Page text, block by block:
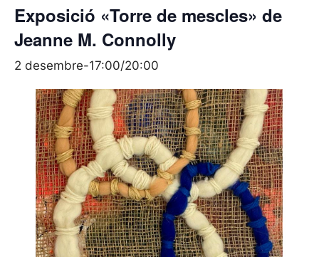
Exposició «Torre de mescles» de
Jeanne M. Connolly
2 desembre-17:00/20:00